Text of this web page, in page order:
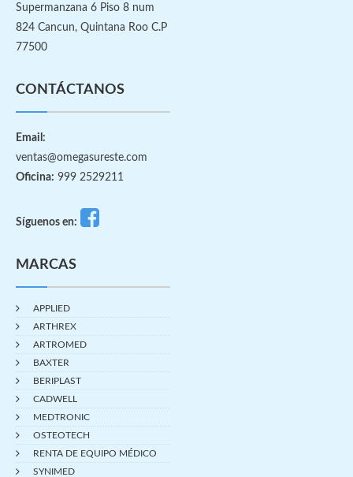
Supermanzana 6 Piso 8 num
824 Cancun, Quintana Roo C.P
77500
CONTÁCTANOS
Email:
ventas@omegasureste.com
Oficina: 999 2529211
Síguenos en:
MARCAS
APPLIED
ARTHREX
ARTROMED
BAXTER
BERIPLAST
CADWELL
MEDTRONIC
OSTEOTECH
RENTA DE EQUIPO MÉDICO
SYNIMED